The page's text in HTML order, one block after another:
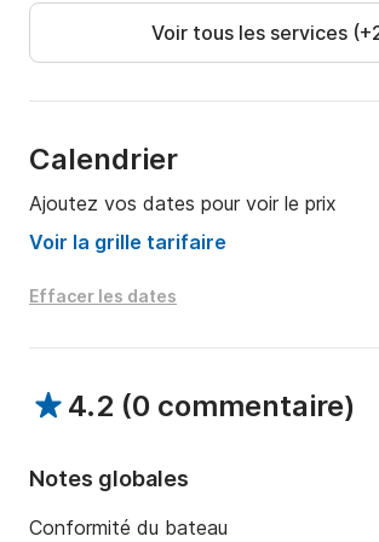
vous faire une offre pour vos
Voir tous les services
Calendrier
Ajoutez vos dates pour voir le prix
Voir la grille tarifaire
Effacer les dates
4.2 (0 commentaire)
Notes globales
Conformité du bateau